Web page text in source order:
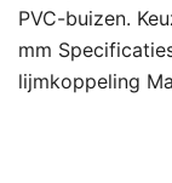
PVC-buizen.
mm
lijmkoppeling